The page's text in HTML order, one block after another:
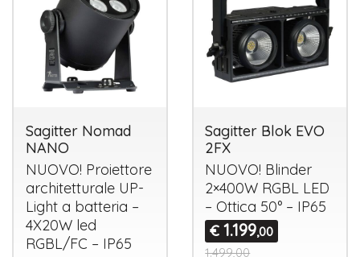
Sagitter Nomad
NANO
NUOVO! Proiettore
architetturale UP-
Light a batteria –
4X20W led
RGBL/FC – IP65
Sagitter Blok EVO
2FX
NUOVO! Blinder
2×400W RGBL LED
– Ottica 50° – IP65
€ 1.199,00
1.499,00